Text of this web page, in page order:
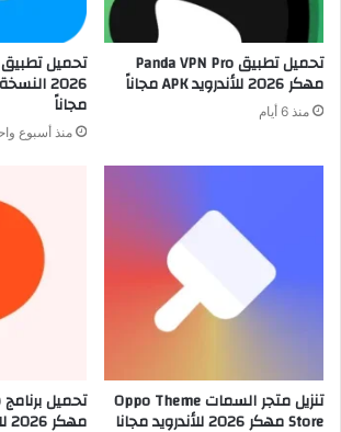
تحميل تطبيق Panda VPN Pro
مهكر 2026 للأندرويد APK مجاناً
منذ 6 أيام
2026
مجاناً
منذ أسبوع
تنزيل متجر السمات Oppo Theme
Store مهكر 2026 للأندرويد مجانا مهكر 2026 للأندرويد APK مجاناً